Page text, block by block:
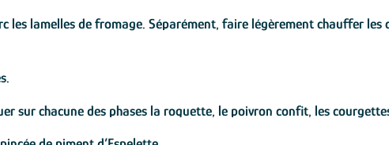
les lamelles de fromage. Séparément, faire légèrement chauffer
sur chacune des phases la roquette, le poivron confit, les